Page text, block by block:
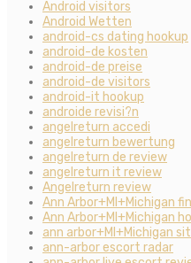
Android visitors
Android Wetten
android-cs dating hookup
android-de kosten
android-de preise
android-de visitors
android-it hookup
androide revisi?n
angelreturn accedi
angelreturn bewertung
angelreturn de review
angelreturn it review
Angelreturn review
Ann Arbor+MI+Michigan
Ann Arbor+MI+Michigan
ann arbor+MI+Michigan
ann-arbor escort radar